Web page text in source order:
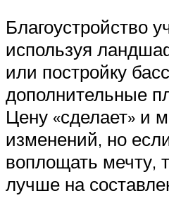
Благоустройство
используя
или постройку
дополнительные
Цену «сделает» и
изменений, но
воплощать мечту,
лучше на